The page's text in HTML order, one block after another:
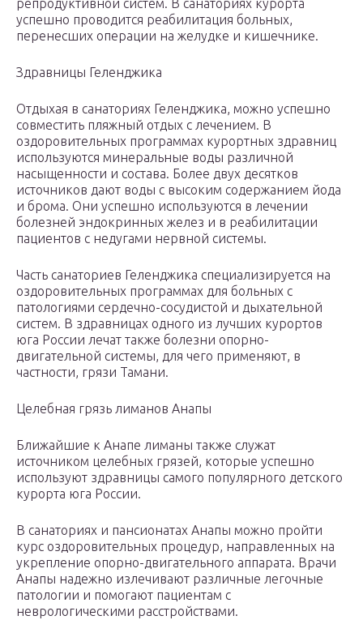
репродуктивной систем. В санаториях курорта
успешно проводится реабилитация больных,
перенесших операции на желудке и кишечнике.
Здравницы Геленджика
Отдыхая в санаториях Геленджика, можно успешно
совместить пляжный отдых с лечением. В
оздоровительных программах курортных здравниц
используются минеральные воды различной
насыщенности и состава. Более двух десятков
источников дают воды с высоким содержанием йода
и брома. Они успешно используются в лечении
болезней эндокринных желез и в реабилитации
пациентов с недугами нервной системы.
Часть санаториев Геленджика специализируется на
оздоровительных программах для больных с
патологиями сердечно-сосудистой и дыхательной
систем. В здравницах одного из лучших курортов
юга России лечат также болезни опорно-
двигательной системы, для чего применяют, в
частности, грязи Тамани.
Целебная грязь лиманов Анапы
Ближайшие к Анапе лиманы также служат
источником целебных грязей, которые успешно
используют здравницы самого популярного детского
курорта юга России.
В санаториях и пансионатах Анапы можно пройти
курс оздоровительных процедур, направленных на
укрепление опорно-двигательного аппарата. Врачи
Анапы надежно излечивают различные легочные
патологии и помогают пациентам с
неврологическими расстройствами.